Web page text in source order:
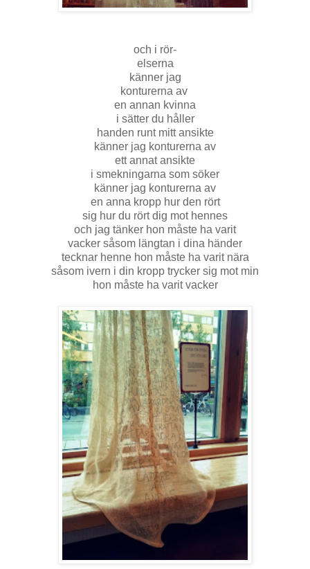
och i rör-
elserna
känner jag
konturerna av
en annan kvinna
i sätter du håller
handen runt mitt ansikte
känner jag konturerna av
ett annat ansikte
i smekningarna som söker
känner jag konturerna av
en anna kropp hur den rört
sig hur du rört dig mot hennes
och jag tänker hon måste ha varit
vacker såsom längtan i dina händer
tecknar henne hon måste ha varit nära
såsom ivern i din kropp trycker sig mot min
hon måste ha varit vacker